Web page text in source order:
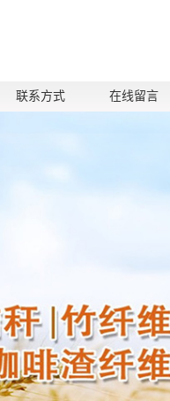
联系方式 在线留言